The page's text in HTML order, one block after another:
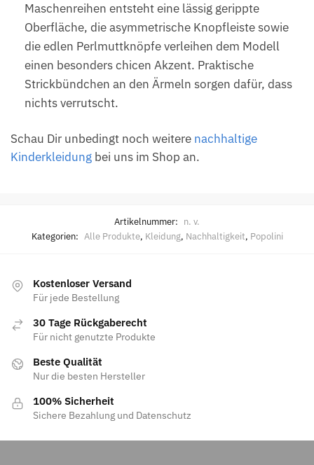
Maschenreihen entsteht eine lässig gerippte
Oberfläche, die asymmetrische Knopfleiste sowie
die edlen Perlmuttknöpfe verleihen dem Modell
einen besonders chicen Akzent. Praktische
Strickbündchen an den Ärmeln sorgen dafür, dass
nichts verrutscht.
Schau Dir unbedingt noch weitere nachhaltige
Kinderkleidung bei uns im Shop an.
Artikelnummer: n. v.
Kategorien: Alle Produkte, Kleidung, Nachhaltigkeit, Popolini
Kostenloser Versand
Für jede Bestellung
30 Tage Rückgaberecht
Für nicht genutzte Produkte
Beste Qualität
Nur die besten Hersteller
100% Sicherheit
Sichere Bezahlung und Datenschutz